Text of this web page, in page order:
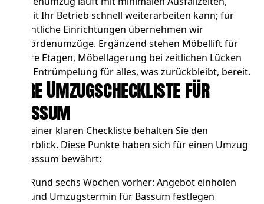
damit Ihr Betrieb schnell weiterarbeiten kann; für
öffentliche Einrichtungen übernehmen wir
Behördenumzüge. Ergänzend stehen Möbelliftfür
obere Etagen, Möbellagerung bei zeitlichen Lücken
Entrümpelung für alles, was zurückbleibt, bereit.
Ihre Umzugscheckliste für
Bassum
Mit einer klaren Checkliste behalten Sie den
Überblick. Diese Punkte haben sich für einen Umzug
in Bassum bewährt:
Rund sechs Wochen vorher: Angebot einholen
und Umzugstermin für Bassum festlegen